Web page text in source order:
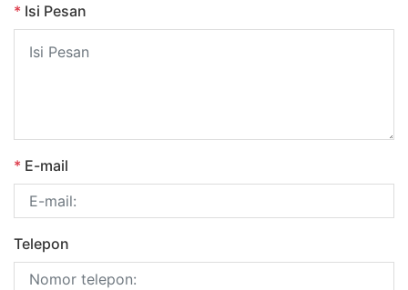
* Isi Pesan
* E-mail
Telepon